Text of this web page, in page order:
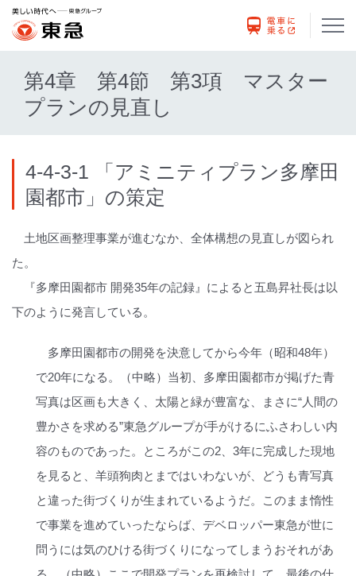
第4章 第4節 第3項 マスター
プランの見直し
4-4-3-1 「アミニティプラン多摩田
園都市」の策定
土地区画整理事業が進むなか、全体構想の見直しが図られ
た。
『多摩田園都市 開発35年の記録』によると五島昇社長は以
下のように発言している。
多摩田園都市の開発を決意してから今年（昭和48年）
で20年になる。（中略）当初、多摩田園都市が掲げた青
写真は区画も大きく、太陽と緑が豊富な、まさに“人間の
豊かさを求める”東急グループが手がけるにふさわしい内
容のものであった。ところがこの2、3年に完成した現地
を見ると、羊頭狗肉とまではいわないが、どうも青写真
と違った街づくりが生まれているようだ。このまま惰性
で事業を進めていったならば、デベロッパー東急が世に
問うには気のひける街づくりになってしまうおそれがあ